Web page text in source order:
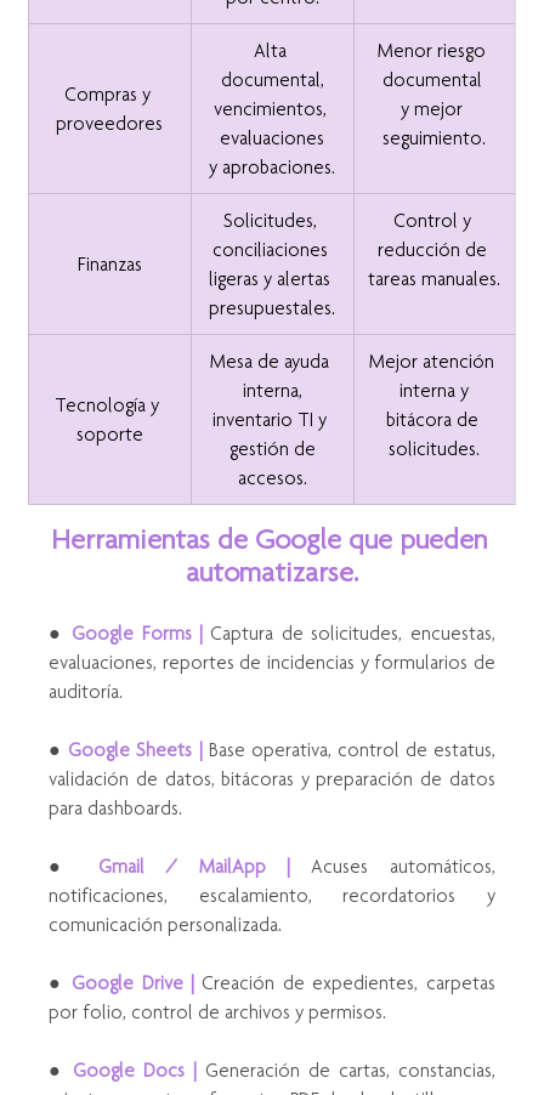
Compras y
proveedores
Alta
documental,
vencimientos,
evaluaciones
y aprobaciones.
Menor riesgo
documental
y mejor
seguimiento.
Finanzas
Solicitudes,
conciliaciones
ligeras y alertas
presupuestales.
Control y
reducción de
tareas manuales.
Tecnología y
soporte
Mesa de ayuda
interna,
inventario TI y
gestión de
accesos.
Mejor atención
interna y
bitácora de
solicitudes.
Herramientas de Google que pueden
automatizarse.
● Google Forms | Captura de solicitudes, encuestas,
evaluaciones, reportes de incidencias y formularios de
auditoría.
● Google Sheets | Base operativa, control de estatus,
validación de datos, bitácoras y preparación de datos
para dashboards.
● Gmail / MailApp | Acuses automáticos,
notificaciones, escalamiento, recordatorios y
comunicación personalizada.
● Google Drive | Creación de expedientes, carpetas
por folio, control de archivos y permisos.
● Google Docs | Generación de cartas, constancias,